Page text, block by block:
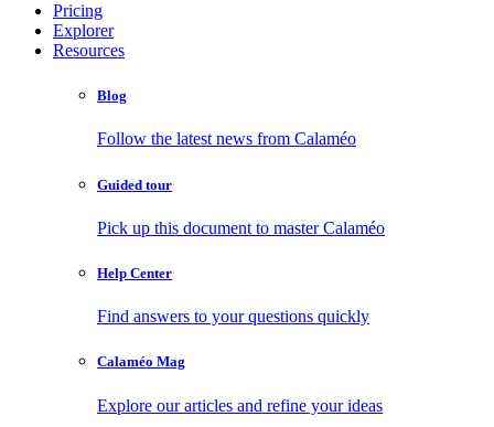
Pricing
Explorer
Resources
Blog
Follow the latest news from Calaméo
Guided tour
Pick up this document to master Calaméo
Help Center
Find answers to your questions quickly
Calaméo Mag
Explore our articles and refine your ideas